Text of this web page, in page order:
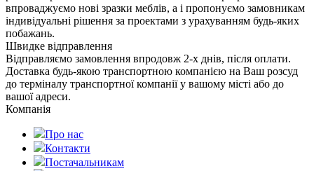
впроваджуємо нові зразки меблів, а і пропонуємо замовникам
індивідуальні рішення за проектами з урахуванням будь-яких
побажань.
Швидке відправлення
Відправляємо замовлення впродовж 2-х днів, після оплати.
Доставка будь-якою транспортною компанією на Ваш розсуд
до терміналу транспортної компанії у вашому місті або до
вашої адреси.
Компанія
Про нас
Контакти
Постачальникам